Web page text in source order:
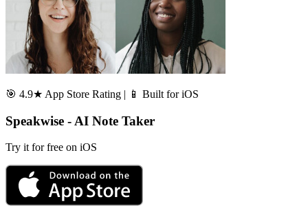
🎯 4.9★ App Store Rating | 📱 Built for iOS
Speakwise - AI Note Taker
Try it for free on iOS